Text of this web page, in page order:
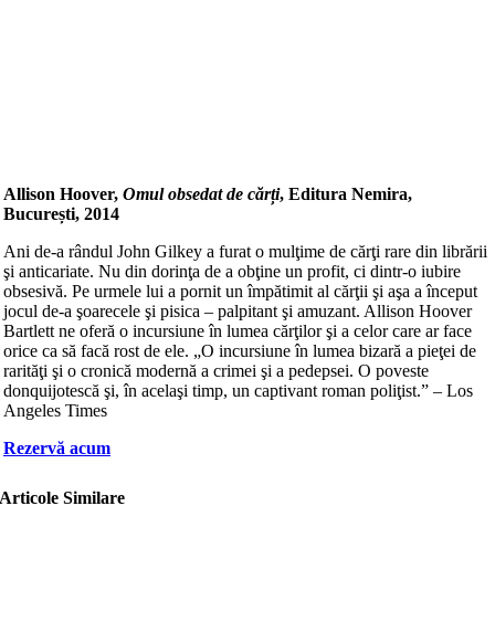
Allison Hoover, Omul obsedat de cărți, Editura Nemira,
București, 2014
Ani de-a rândul John Gilkey a furat o mulţime de cărţi rare din librării
şi anticariate. Nu din dorinţa de a obţine un profit, ci dintr-o iubire
obsesivă. Pe urmele lui a pornit un împătimit al cărţii şi aşa a început
jocul de-a şoarecele şi pisica – palpitant şi amuzant. Allison Hoover
Bartlett ne oferă o incursiune în lumea cărţilor şi a celor care ar face
orice ca să facă rost de ele. „O incursiune în lumea bizară a pieţei de
rarităţi şi o cronică modernă a crimei şi a pedepsei. O poveste
donquijotescă şi, în acelaşi timp, un captivant roman poliţist.” – Los
Angeles Times
Rezervă acum
Articole Similare